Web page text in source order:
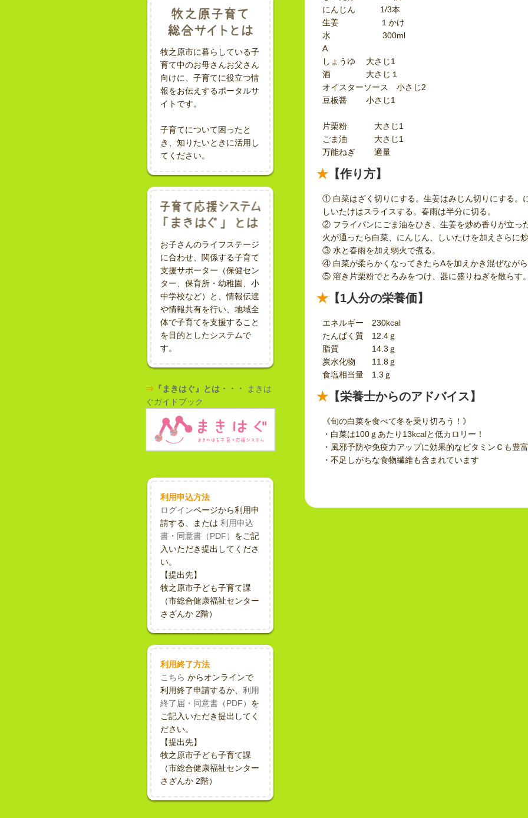
牧之原市に暮らしている子
育て中のお母さんお父さん
向けに、子育てに役立つ情
報をお伝えするポータルサ
イトです。
子育てについて困ったと
き、知りたいときに活用し
てください。
お子さんのライフステージ
に合わせ、関係する子育て
支援サポーター（保健セン
ター、保育所・幼稚園、小
中学校など）と、情報伝達
や情報共有を行い、地域全
体で子育てを支援すること
を目的としたシステムで
す。
⇒ 『まきはぐ』とは・・・
まきは
ぐガイドブック
利用申込方法
ログインページから利用申
請する、または 利用申込
書・同意書（PDF） をご記
入いただき提出してくださ
い。
【提出先】
牧之原市子ども子育て課
（市総合健康福祉センター
さざんか 2階）
利用終了方法
こちら からオンラインで
利用終了申請するか、 利用
終了届・同意書（PDF） を
ご記入いただき提出してく
ださい。
【提出先】
牧之原市子ども子育て課
（市総合健康福祉センター
さざんか 2階）
にんじん 1/3本
生姜 １かけ
水 300ml
A
しょうゆ 大さじ1
酒 大さじ１
オイスターソース 小さじ2
豆板醤 小さじ1
片栗粉 大さじ1
ごま油 大さじ1
万能ねぎ 適量
【作り方】
① 白菜はざく切りにする。生姜はみじん切りにする。
しいたけはスライスする。春雨は半分に切る。
② フライパンにごま油をひき、生姜を炒め香りが立っ
火が通ったら白菜、にんじん、しいたけを加えさらに
③ 水と春雨を加え弱火で煮る。
④ 白菜が柔らかくなってきたらAを加えかき混ぜなが
⑤ 溶き片栗粉でとろみをつけ、器に盛りねぎを散らす
【1人分の栄養価】
エネルギー 230kcal
たんぱく質 12.4ｇ
脂質 14.3ｇ
炭水化物 11.8ｇ
食塩相当量 1.3ｇ
【栄養士からのアドバイス】
《旬の白菜を食べて冬を乗り切ろう！》
・白菜は100ｇあたり13kcalと低カロリー！
・風邪予防や免疫力アップに効果的なビタミンＣも豊
・不足しがちな食物繊維も含まれています